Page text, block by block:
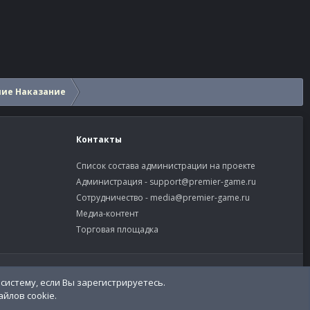
Наказание
Контакты
Список состава администрации на проекте
Администрация - support@premier-game.ru
Сотрудничество - media@premier-game.ru
Медиа-контент
Торговая площадка
и правила Политика конфиденциальности